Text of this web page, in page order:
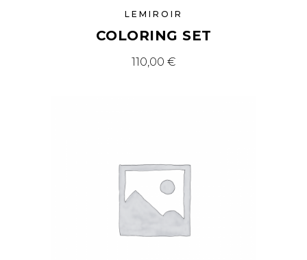
LEMIROIR
COLORING SET
110,00 €